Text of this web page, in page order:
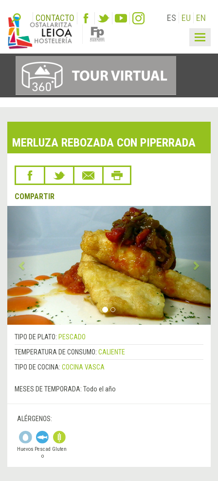
CONTACTO ES EU EN
MERLUZA REBOZADA CON PIPERRADA
COMPARTIR
TIPO DE PLATO: PESCADO
TEMPERATURA DE CONSUMO: CALIENTE
TIPO DE COCINA: COCINA VASCA
MESES DE TEMPORADA: Todo el año
ALÉRGENOS:
Huevos Pescad
o
Gluten